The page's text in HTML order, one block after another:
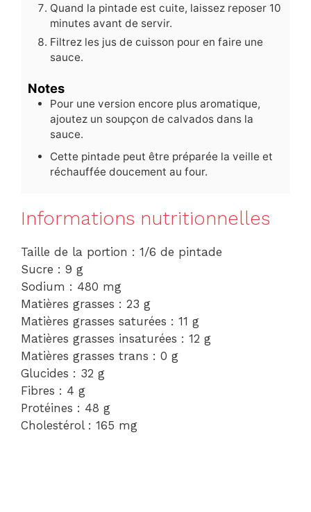
Quand la pintade est cuite, laissez reposer 10
minutes avant de servir.
Filtrez les jus de cuisson pour en faire une
sauce.
Notes
Pour une version encore plus aromatique,
ajoutez un soupçon de calvados dans la
sauce.
Cette pintade peut être préparée la veille et
réchauffée doucement au four.
Informations nutritionnelles
Taille de la portion : 1/6 de pintade
Sucre : 9 g
Sodium : 480 mg
Matières grasses : 23 g
Matières grasses saturées : 11 g
Matières grasses insaturées : 12 g
Matières grasses trans : 0 g
Glucides : 32 g
Fibres : 4 g
Protéines : 48 g
Cholestérol : 165 mg